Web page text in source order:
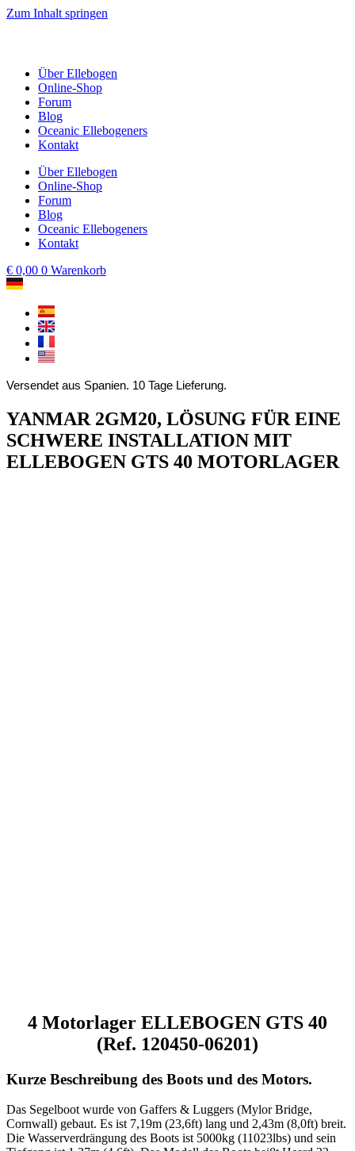
Zum Inhalt springen
Über Ellebogen
Online-Shop
Forum
Blog
Oceanic Ellebogeners
Kontakt
Über Ellebogen
Online-Shop
Forum
Blog
Oceanic Ellebogeners
Kontakt
€ 0,00 0 Warenkorb
Versendet aus Spanien. 10 Tage Lieferung.
YANMAR 2GM20, LÖSUNG FÜR EINE
SCHWERE INSTALLATION MIT
ELLEBOGEN GTS 40 MOTORLAGER
4 Motorlager ELLEBOGEN GTS 40
(Ref. 120450-06201)
Kurze Beschreibung des Boots und des Motors.
Das Segelboot wurde von Gaffers & Luggers (Mylor Bridge,
Cornwall) gebaut. Es ist 7,19m (23,6ft) lang und 2,43m (8,0ft) breit.
Die Wasserverdrängung des Boots ist 5000kg (11023lbs) und sein